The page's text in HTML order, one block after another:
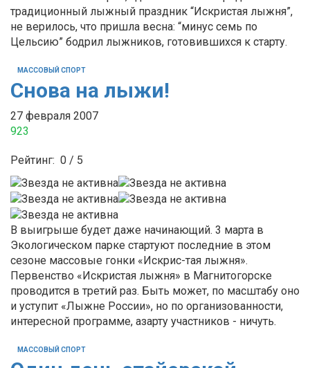
традиционный лыжный праздник “Искристая лыжня”,
не верилось, что пришла весна: “минус семь по
Цельсию” бодрил лыжников, готовившихся к старту.
МАССОВЫЙ СПОРТ
Снова на лыжи!
27 февраля 2007
923
Рейтинг: 0 / 5
В выигрыше будет даже начинающий. 3 марта в
Экологическом парке стартуют последние в этом
сезоне массовые гонки «Искрис-тая лыжня».
Первенство «Искристая лыжня» в Магнитогорске
проводится в третий раз. Быть может, по масштабу оно
и уступит «Лыжне России», но по организованности,
интересной программе, азарту участников - ничуть.
МАССОВЫЙ СПОРТ